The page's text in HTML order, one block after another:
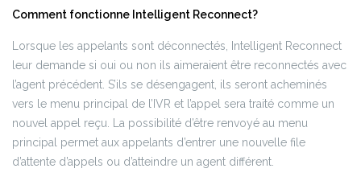
Comment fonctionne Intelligent Reconnect?
Lorsque les appelants sont déconnectés, Intelligent Reconnect
leur demande si oui ou non ils aimeraient être reconnectés avec
l’agent précédent. S’ils se désengagent, ils seront acheminés
vers le menu principal de l’IVR et l’appel sera traité comme un
nouvel appel reçu. La possibilité d’être renvoyé au menu
principal permet aux appelants d’entrer une nouvelle file
d’attente d’appels ou d’atteindre un agent différent.